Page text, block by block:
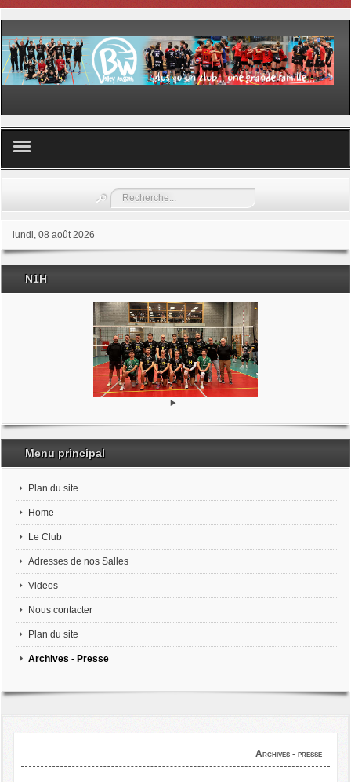
Les samedis du sport
Les stages
Documents
Rechercher
lundi, 08 août 2026
N1H
Menu principal
Plan du site
Home
Le Club
Adresses de nos Salles
Videos
Nous contacter
Plan du site
Archives - Presse
Archives - presse